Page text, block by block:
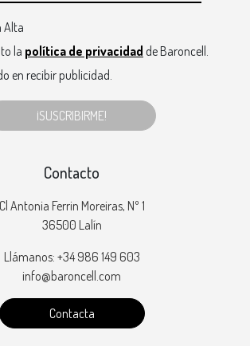
Alta
la política de privacidad de Baroncell.
en recibir publicidad.
¡SUSCRIBIRME!
Contacto
Cl Antonia Ferrin Moreiras, Nº 1
36500 Lalín
Llámanos: +34 986 149 603
info@baroncell.com
Contacta